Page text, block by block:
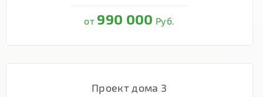
от 990 000 Руб.
Проект дома 3